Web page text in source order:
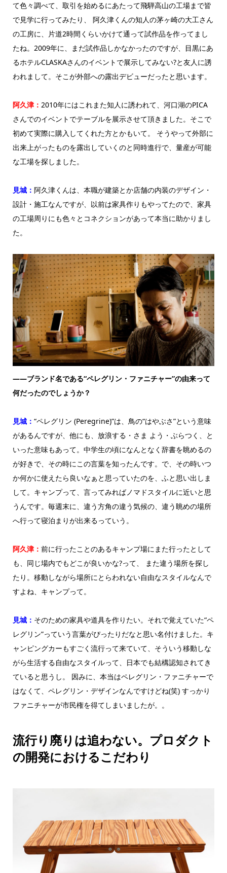
て色々調べて、取引を始めるにあたって飛騨高山の工場まで皆
で見学に行ってみたり、 阿久津くんの知人の茅ヶ崎の大工さん
の工房に、片道2時間くらいかけて通って試作品を作ってまし
たね。2009年に、まだ試作品しかなかったのですが、目黒にあ
るホテルCLASKAさんのイベントで展示してみない?と友人に誘
われまして。そこが外部への露出デビューだったと思います。
阿久津： 2010年にはこれまた知人に誘われて、河口湖のPICA
さんでのイベントでテーブルを展示させて頂きました。そこで
初めて実際に購入してくれた方とかもいて。 そうやって外部に
出来上がったものを露出していくのと同時進行で、量産が可能
な工場を探しました。
見城： 阿久津くんは、本職が建築とか店舗の内装のデザイン・
設計・施工なんですが、以前は家具作りもやってたので、家具
の工場周りにも色々とコネクションがあって本当に助かりまし
た。
——ブランド名である“ペレグリン・ファニチャー”の由来って
何だったのでしょうか？
見城： “ペレグリン (Peregrine)”は、鳥の“はやぶさ”という意味
があるんですが、他にも、放浪する・さま よう・ぶらつく、と
いった意味もあって。中学生の頃になんとなく辞書を眺めるの
が好きで、その時にこの言葉を知ったんです。で、その時いつ
か何かに使えたら良いなぁと思っていたのを、ふと思い出しま
して。キャンプって、言ってみればノマドスタイルに近いと思
うんです。毎週末に、違う方角の違う気候の、違う眺めの場所
へ行って寝泊まりが出来るっていう。
阿久津： 前に行ったことのあるキャンプ場にまた行ったとして
も、同じ場内でもどこが良いかな?って、 また違う場所を探し
たり。移動しながら場所にとらわれない自由なスタイルなんで
すよね、キャンプって。
見城： そのための家具や道具を作りたい。それで覚えていた“ペ
レグリン”っていう言葉がぴったりだなと思い名付けました。キ
ャンピングカーもすごく流行って来ていて、そういう移動しな
がら生活する自由なスタイルって、日本でも結構認知されてき
ていると思うし。 因みに、本当はペレグリン・ファニチャーで
はなくて、ペレグリン・デザインなんですけどね(笑) すっかり
ファニチャーが市民権を得てしまいましたが。。
流行り廃りは追わない。プロダクト
の開発におけるこだわり